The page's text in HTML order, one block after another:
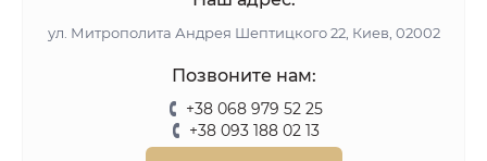
ул. Митрополита Андрея Шептицкого 22, Киев, 02002
Позвоните нам:
+38 068 979 52 25
+38 093 188 02 13